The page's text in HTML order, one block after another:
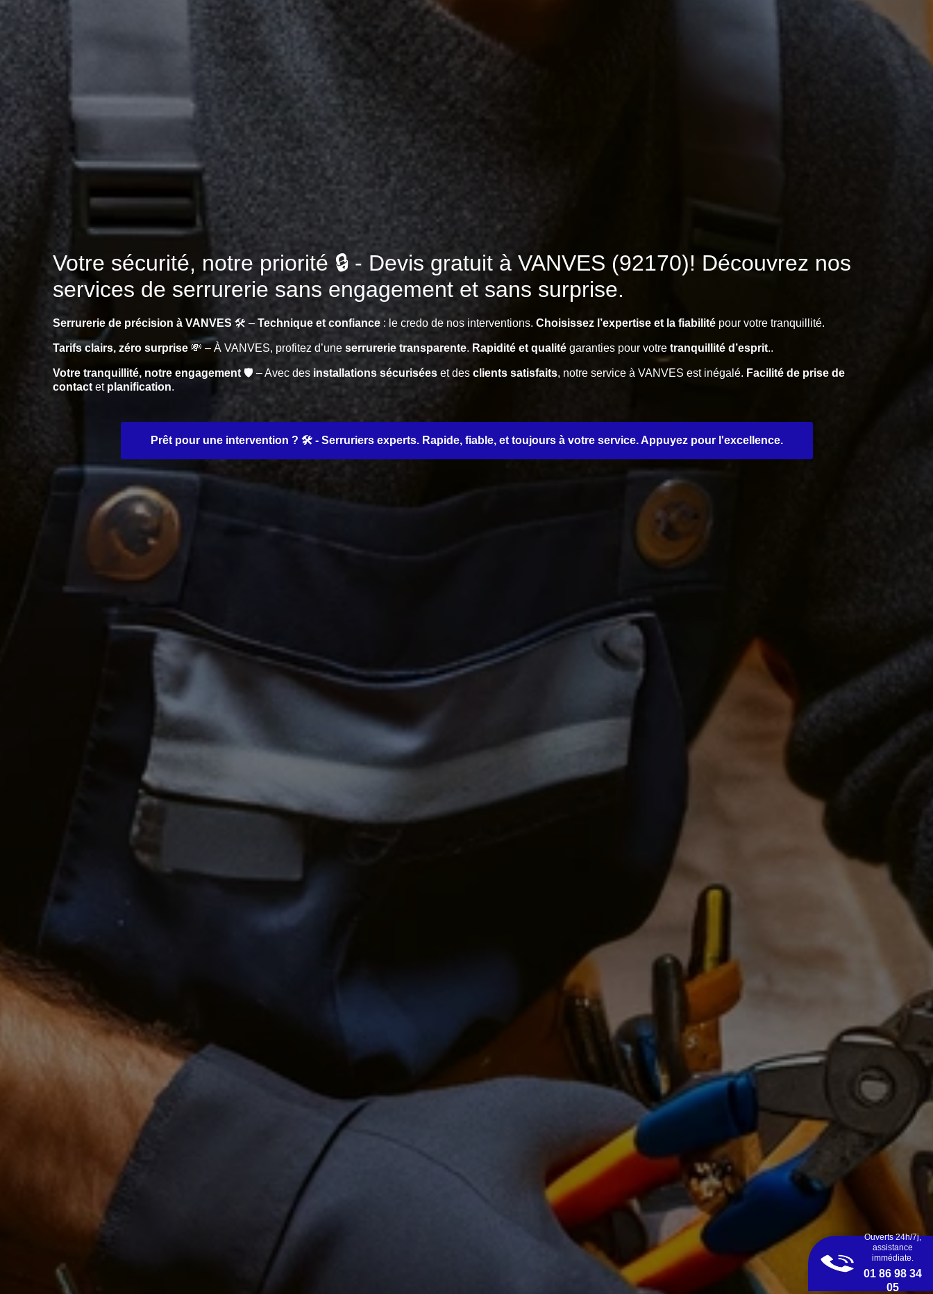
Votre sécurité, notre priorité 🔒 - Devis gratuit à VANVES (92170)! Découvrez nos
services de serrurerie sans engagement et sans surprise.
Serrurerie de précision à VANVES 🛠️ –Technique et confiance : le credo de nos interventions. Choisissez l’expertise et la fiabilité pour votre tranquillité.
Tarifs clairs, zéro surprise💸 – À VANVES, profitez d’une serrurerie transparente. Rapidité et qualité garanties pour votre tranquillité d’esprit..
Votre tranquillité, notre engagement 🛡️ – Avec des installations sécurisées et des clients satisfaits, notre service à VANVES est inégalé. Facilité de prise de
contact et planification.
Prêt pour une intervention ? 🛠️ - Serruriers experts. Rapide, fiable, et toujours à votre service. Appuyez pour l'excellence.
Ouverts 24h/7j,
assistance
immédiate.
01 86 98 34
05